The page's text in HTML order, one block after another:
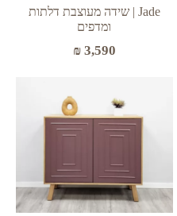
Jade | שידה מעוצבת דלתות
ומדפים
₪3,590